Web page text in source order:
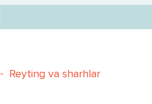
- Reyting va sharhlar